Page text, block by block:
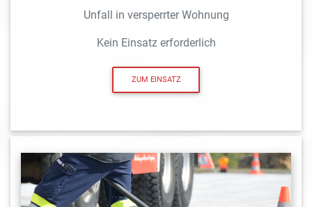
Unfall in versperrter Wohnung
Kein Einsatz erforderlich
ZUM EINSATZ